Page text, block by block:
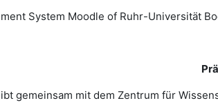
System Moodle of Ruhr-Universität
gemeinsam mit dem Zentrum für